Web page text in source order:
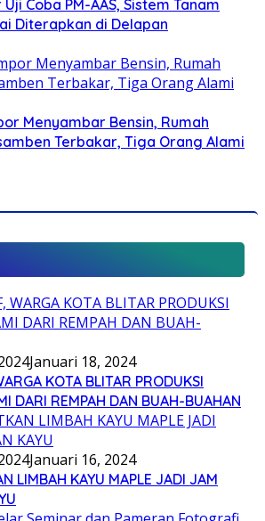
Coba PM-AAS, Sistem Tanam
Diterapkan di Delapan
Menyambar Bensin, Rumah
Terbakar, Tiga Orang Alami
Januari 18, 2024
KOTA BLITAR PRODUKSI
DARI REMPAH DAN BUAH-BUAHAN
Januari 16, 2024
LIMBAH KAYU MAPLE JADI JAM